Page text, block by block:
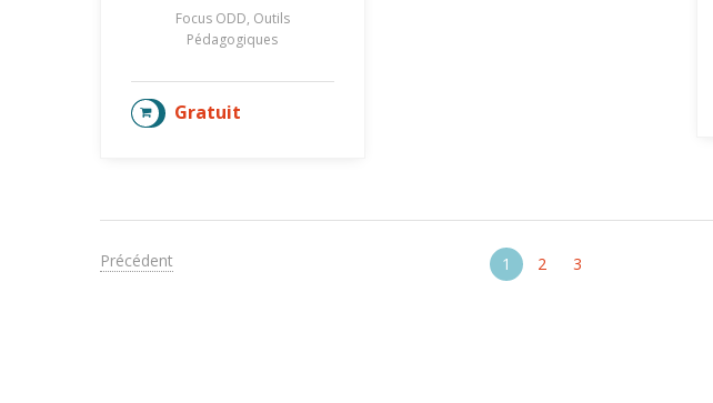
Focus ODD, Outils
Pédagogiques
Gratuit
AJOUTER AU PANIER
Précédent 1 2 3